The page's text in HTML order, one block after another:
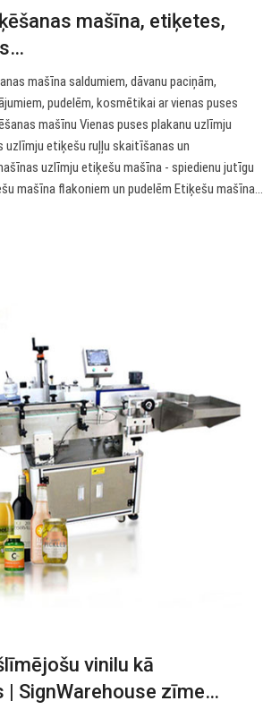
mašīna, etiķetes,
mašīna saldumiem, dāvanu paciņām,
pudelēm, kosmētikai ar vienas puses
mašīnu Vienas puses plakanu uzlīmju
uzlīmju etiķešu ruļļu skaitīšanas un
uzlīmju etiķešu mašīna - spiedienu jutīgu
mašīna flakoniem un pudelēm Etiķešu mašīna…
vinilu kā
| SignWarehouse zīme…